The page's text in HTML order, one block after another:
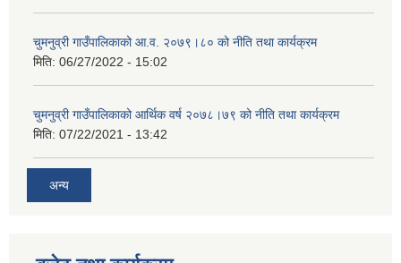
चुमनुव्री गाउँपालिकाको आ.व. २०७९।८० को नीति तथा कार्यक्रम
मिति: 06/27/2022 - 15:02
चुमनुव्री गाउँपालिकाको आर्थिक वर्ष २०७८।७९ को नीति तथा कार्यक्रम
मिति: 07/22/2021 - 13:42
अन्य